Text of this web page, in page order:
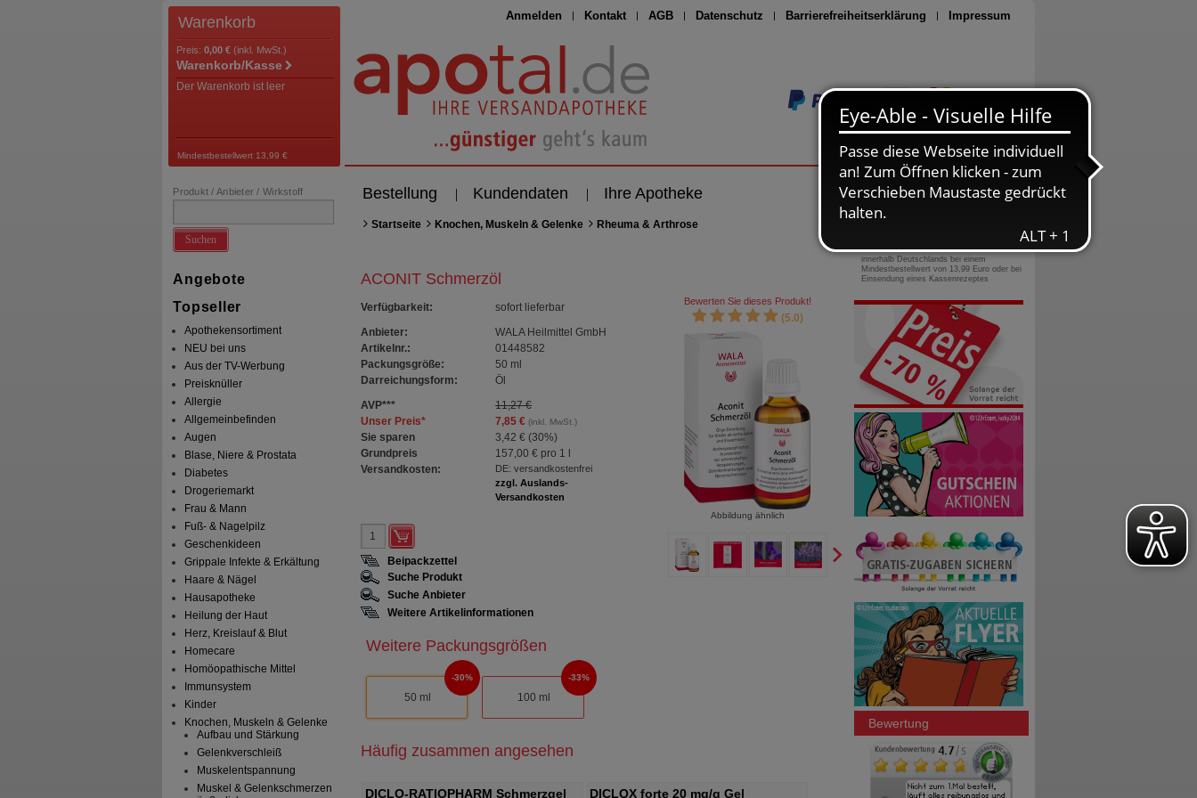
Anmelden Kontakt AGB Datenschutz Barrierefreiheitserklärung Impressum
Seite drucken
Warenkorb
Preis: 0,00 € (inkl. MwSt.)
Warenkorb/Kasse
Der Warenkorb ist leer
Mindestbestellwert 13,99 €
Bestellung Kundendaten Ihre Apotheke
Produkt / Anbieter / Wirkstoff
Suchen
Angebote
Topseller
Apothekensortiment
NEU bei uns
Aus der TV-Werbung
Preisknüller
Allergie
Allgemeinbefinden
Augen
Blase, Niere & Prostata
Diabetes
Drogeriemarkt
Frau & Mann
Fuß- & Nagelpilz
Geschenkideen
Grippale Infekte & Erkältung
Haare & Nägel
Hausapotheke
Heilung der Haut
Herz, Kreislauf & Blut
Homecare
Homöopathische Mittel
Immunsystem
Kinder
Knochen, Muskeln & Gelenke
Aufbau und Stärkung
Gelenkverschleiß
Muskelentspannung
Muskel & Gelenkschmerzen
Startseite Knochen, Muskeln & Gelenke Rheuma & Arthrose
ACONIT Schmerzöl
Verfügbarkeit:
sofort lieferbar
Anbieter:
WALA Heilmittel GmbH
Artikelnr.:
01448582
Packungsgröße:
50 ml
Darreichungsform:
Öl
AVP***
11,27 €
Unser Preis* 7,85 €(inkl. MwSt.)
Sie sparen 3,42 € (30%)
Grundpreis
157,00 €pro 1 l
Versandkosten:
DE: versandkostenfrei
zzgl. Auslands-
Versandkosten
Bewerten Sie dieses Produkt!
(5.0)
Abbildung ähnlich
Beipackzettel
Suche Produkt
Suche Anbieter
Weitere Artikelinformationen
Weitere Packungsgrößen
50 ml
30%
100 ml
33%
Häufig zusammen angesehen
DICLOX forte 20 mg/g Gel DICLO-RATIOPHARM Schmerzgel DICLOX forte 20 mg/g Gel DICLOX forte 20 mg/g Gel
0800-10 11 422
gebührenfreie Rufnummer
innerhalb Deutschlands bei einem
Mindestbestellwert von 13,99 Euro oder bei
Einsendung eines Kassenrezeptes
Bewertung